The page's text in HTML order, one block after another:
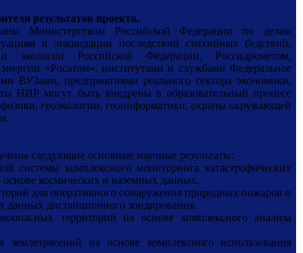
результатов проекта.
Министерством Российской Федерации по делам
и ликвидации последствий стихийных бедствий,
экологии Российской Федерации, Росгидрометом,
«Росатом», институтами и службами Федеральное
ВУЗами, предприятиями реального сектора экономики,
НИР могут быть внедрены в образовательный процесс
геоэкологии, геоинформатики, охраны окружающей
следующие основные научные результаты:
системы комплексного мониторинга катастрофических
космических и наземных данных.
для оперативного обнаружения природных пожаров и
данных дистанционного зондирования.
территорий на основе комплексного анализа
на основе комплексного использования